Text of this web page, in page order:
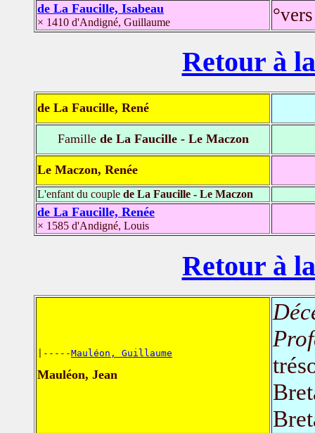
de La Faucille, Isabeau
× 1410 d'Andigné, Guillaume
Retour à
de La Faucille, René
Famillede La Faucille - Le Maczon
Le Maczon, Renée
L'enfant du couple de La Faucille - Le Maczon
de La Faucille, Renée
× 1585 d'Andigné, Louis
Retour à
|-----Mauléon, Guillaume
Mauléon, Jean